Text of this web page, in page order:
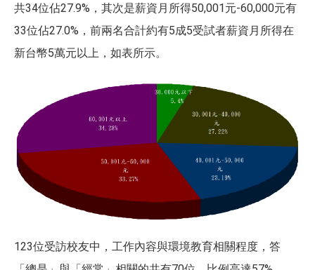
共34位佔27.9% ，其次是薪資月所得50,001元-60,000元有
33位佔27.0% ，前兩名合計約有5成5受試者薪資月所得在
新台幣5萬元以上，如表所示。
123位受訪校友中，工作內容與環境教育相關程度，答